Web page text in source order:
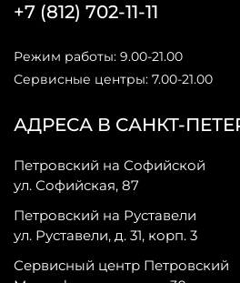
АДРЕСА В САНКТ-
Петровский на Софийской
ул. Софийская, 87
Петровский на Руставели
ул. Руставели, д. 31, корп. 3
Сервисный центр Петровский
+7 (812) 702-11-11
Режим работы: 9.00-21.00
Сервисные центры: 7.00-21.00